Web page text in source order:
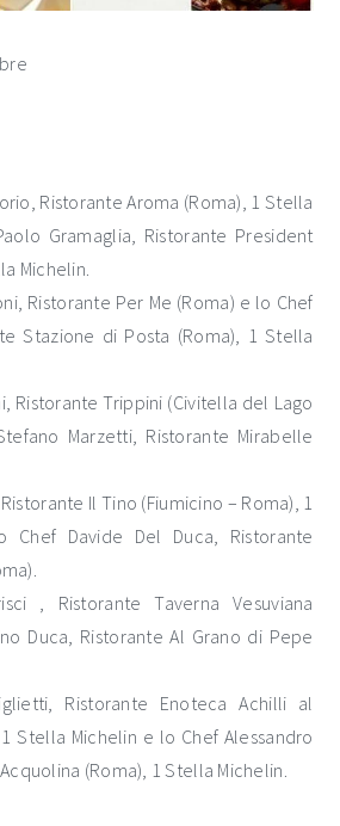
Ristorante Aroma (Roma), 1 Stella
Gramaglia, Ristorante President
Michelin.
Ristorante Per Me (Roma) e lo Chef
Stazione di Posta (Roma), 1 Stella
Ristorante Trippini (Civitella del Lago
Marzetti, Ristorante Mirabelle
Il Tino (Fiumicino – Roma), 1
Davide Del Duca, Ristorante
, Ristorante Taverna Vesuviana
Duca, Ristorante Al Grano di Pepe
Ristorante Enoteca Achilli al
Stella Michelin e lo Chef Alessandro
(Roma), 1 Stella Michelin.